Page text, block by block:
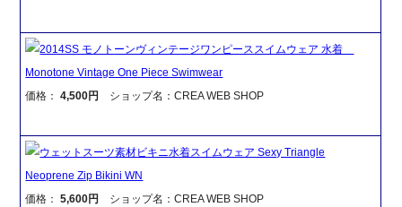
2014SS モノトーンヴィンテージワンピーススイムウェア 水着
Monotone Vintage One Piece Swimwear
価格：4,500円 ショップ名：CREA WEB SHOP
ウェットスーツ素材ビキニ水着スイムウェア Sexy Triangle
Neoprene Zip Bikini WN
価格：5,600円 ショップ名：CREA WEB SHOP